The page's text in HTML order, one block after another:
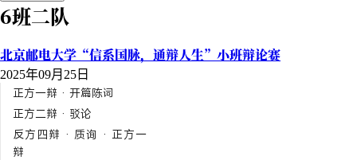
6班二队
北京邮电大学“信系国脉，通辩人生”小班辩论赛
2025年09月25日
正方一辩 · 开篇陈词
正方二辩 · 驳论
反方四辩 · 质询 · 正方一
辩